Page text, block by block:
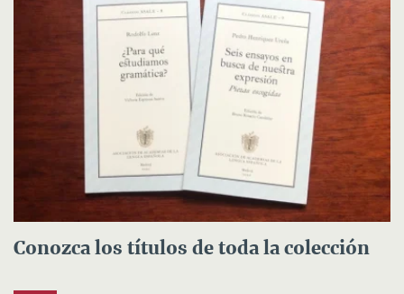
Conozca los títulos de toda la colección